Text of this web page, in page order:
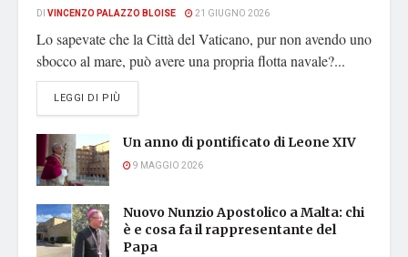
DI VINCENZO PALAZZO BLOISE 21 GIUGNO 2026
Lo sapevate che la Città del Vaticano, pur non avendo uno
sbocco al mare, può avere una propria flotta navale?...
LEGGI DI PIÙ
Un anno di pontificato di Leone XIV
9 MAGGIO 2026
Nuovo Nunzio Apostolico a Malta: chi
è e cosa fa il rappresentante del
Papa